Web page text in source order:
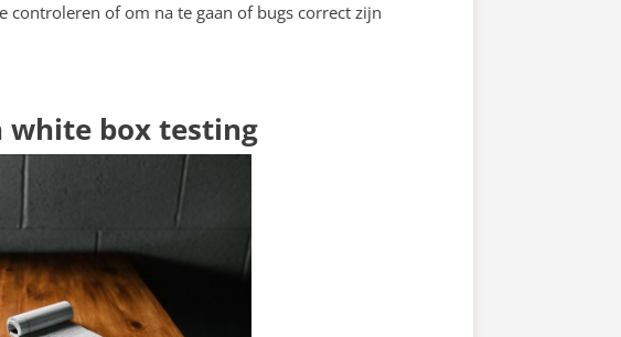
controleren of om na te gaan of bugs correct zijn
white box testing